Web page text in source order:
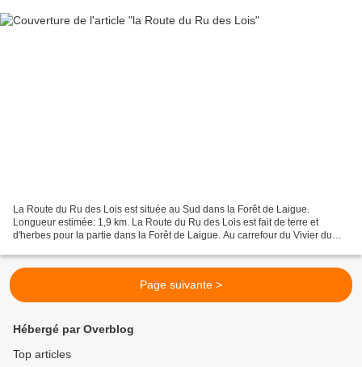
La Route du Ru des Lois est située au Sud dans la Forêt de Laigue.
Longueur estimée: 1,9 km. La Route du Ru des Lois est fait de terre et
d'herbes pour la partie dans la Forêt de Laigue. Au carrefour du Vivier du
Page suivante >
Hébergé par Overblog
Top articles